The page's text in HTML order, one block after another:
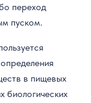
переход
пуском.
в пищевых
биологических